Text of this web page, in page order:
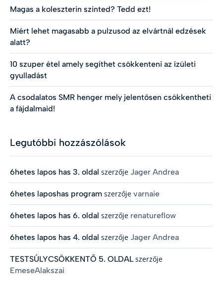
Magas a koleszterin szinted? Tedd ezt!
Miért lehet magasabb a pulzusod az elvártnál edzések
alatt?
10 szuper étel amely segíthet csökkenteni az ízületi
gyulladást
A csodalatos SMR henger mely jelentősen csökkentheti
a fájdalmaid!
Legutóbbi hozzászólások
6hetes lapos has 3. oldal szerzője Jager Andrea
6hetes laposhas program szerzője varnaie
6hetes lapos has 6. oldal szerzője renatureflow
6hetes lapos has 4. oldal szerzője Jager Andrea
TESTSÚLYCSÖKKENTŐ 5. OLDAL szerzője
EmeseAlakszai